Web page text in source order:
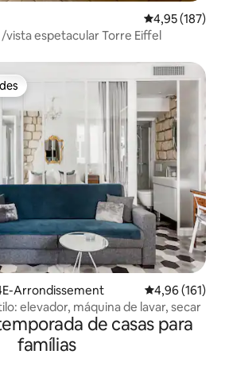
4,95 de uma
4,95 (187)
espetacular Torre Eiffel
Arrondissement 4,96 de uma
4,96 (161)
elevador, máquina de lavar, secar
de casas para
famílias